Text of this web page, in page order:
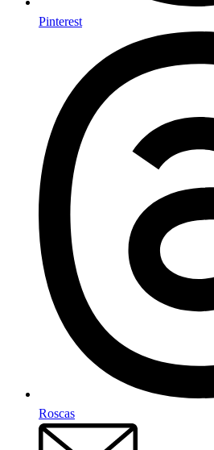
Pinterest
Roscas